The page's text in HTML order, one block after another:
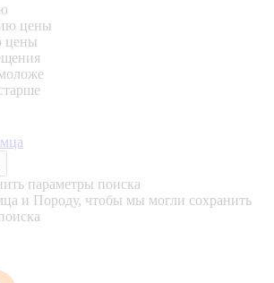
цены
цены
параметры поиска
и Породу, чтобы мы могли сохранить